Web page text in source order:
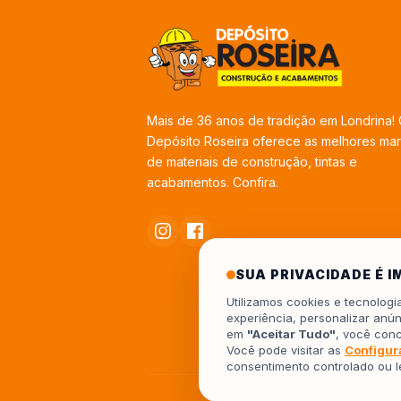
Mais de 36 anos de tradição em Londrina!
Depósito Roseira oferece as melhores
de materiais de construção, tintas e
acabamentos. Confira.
SUA PRIVACIDADE É
Utilizamos cookies e
experiência, personalizar
em "Aceitar Tudo", você
Você pode visitar as
consentimento controlado ou